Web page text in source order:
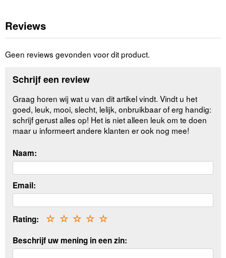
Reviews
Geen reviews gevonden voor dit product.
Schrijf een review
Graag horen wij wat u van dit artikel vindt. Vindt u het
goed, leuk, mooi, slecht, lelijk, onbruikbaar of erg handig:
schrijf gerust alles op! Het is niet alleen leuk om te doen
maar u informeert andere klanten er ook nog mee!
Naam:
Email:
Rating: ☆
☆
☆
☆
☆
Beschrijf uw mening in een zin: